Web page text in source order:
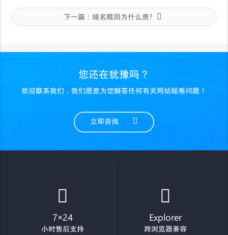
下一篇： 域名赎回为什么贵?
您还在犹豫吗？
欢迎联系我们，我们愿意为您解答任何有关网站疑难问题！
立即咨询
7×24
小时售后支持
Explorer
跨浏览器兼容